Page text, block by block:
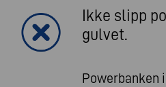
Ikke slipp
gulvet.
Powerbanken